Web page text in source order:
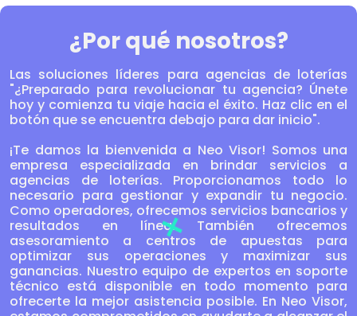
¿Por qué nosotros?
Las soluciones líderes para agencias de loterías
"¿Preparado para revolucionar tu agencia? Únete
hoy y comienza tu viaje hacia el éxito. Haz clic en el
botón que se encuentra debajo para dar inicio".
¡Te damos la bienvenida a Neo Visor! Somos una
empresa especializada en brindar servicios a
agencias de loterías. Proporcionamos todo lo
necesario para gestionar y expandir tu negocio.
Como operadores, ofrecemos servicios bancarios y
resultados en línea. También ofrecemos
asesoramiento a centros de apuestas para
optimizar sus operaciones y maximizar sus
ganancias. Nuestro equipo de expertos en soporte
técnico está disponible en todo momento para
ofrecerte la mejor asistencia posible. En Neo Visor,